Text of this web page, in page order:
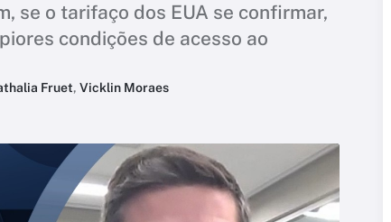
se o tarifaço dos EUA se confirmar,
condições de acesso ao
Fruet, Vicklin Moraes